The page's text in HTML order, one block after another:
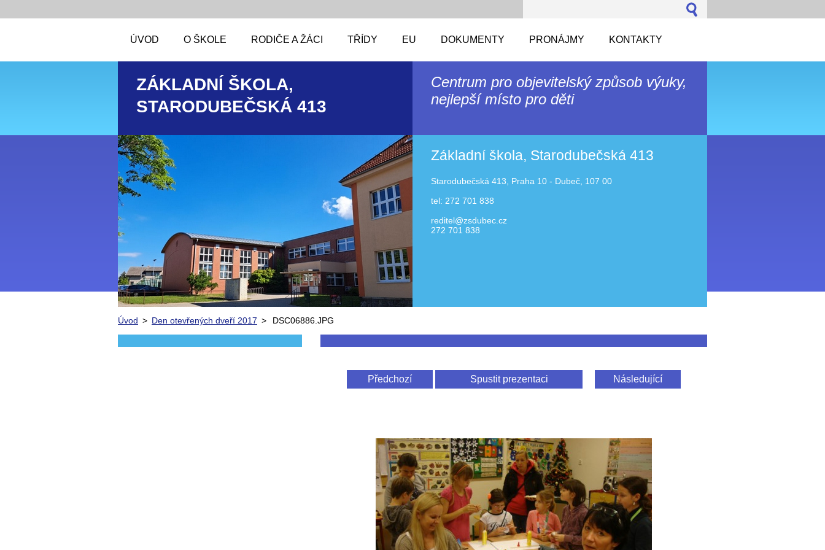
ÚVOD O ŠKOLE RODIČE A ŽÁCI TŘÍDY EU DOKUMENTY PRONÁJMY KONTAKTY
ZÁKLADNÍ ŠKOLA,
STARODUBEČSKÁ 413
Centrum pro objevitelský způsob výuky,
nejlepší místo pro děti
Základní škola, Starodubečská 413
Starodubečská 413, Praha 10 - Dubeč, 107 00
tel: 272 701 838
reditel@zsdubec.cz
272 701 838
Úvod > Den otevřených dveří 2017 > DSC06886.JPG
Předchozí Spustit prezentaci Následující